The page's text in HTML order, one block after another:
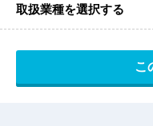
取扱業種を選択する